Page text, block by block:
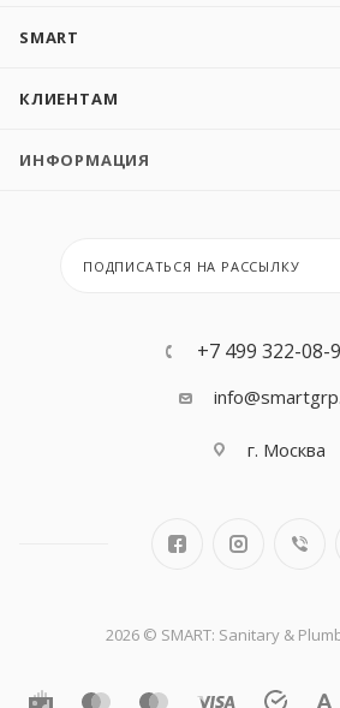
SMART
КЛИЕНТАМ
ИНФОРМАЦИЯ
ПОДПИСАТЬСЯ НА РАССЫЛКУ
+7 499 322-08-
г. Москва
2026 © SMART: Sanitary &